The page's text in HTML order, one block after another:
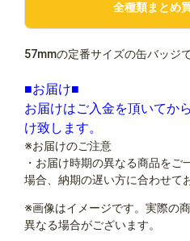
全種類まとめ
57mmの定番サイズの缶バッジで
■お届け■
お届けはご入金を頂いてか
け致します。
※お届けのご注意
・お届け時期の異なる商品を
場合、納期の遅い方に合わせて
※画像はイメージです。実際の
異なる場合がございます。